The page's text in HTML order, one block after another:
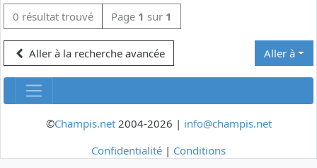
0 résultat trouvé Page 1 sur 1
Aller à la recherche avancée Aller à
©Champis.net2004-2026 | info@champis.net
Confidentialité | Conditions